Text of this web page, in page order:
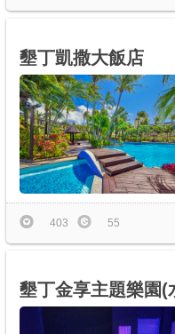
墾丁凱撒大飯店
403 55
墾丁金享主題樂園(